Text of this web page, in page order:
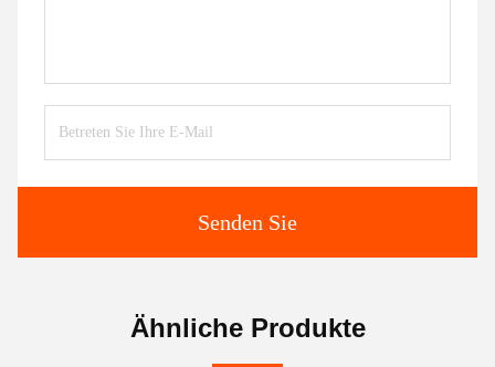
Senden Sie
Ähnliche Produkte